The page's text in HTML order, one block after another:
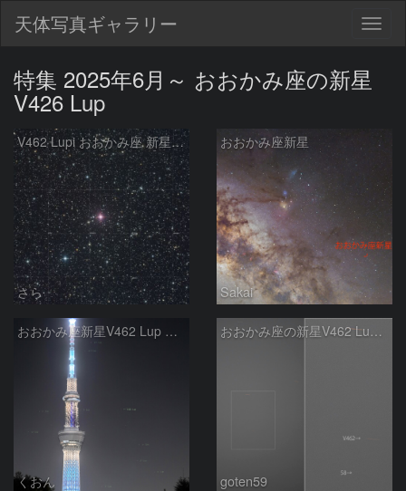
天体写真ギャラリー
特集 2025年6月～ おおかみ座の新星
V426 Lup
V462 Lupi おおかみ座 新星／リコリモ RA501
さら
おおかみ座新星
Sakai
おおかみ座新星V462 Lup with 東京スカイツリー
くおん
おおかみ座の新星V462 Lup(2025/06/29)
goten59